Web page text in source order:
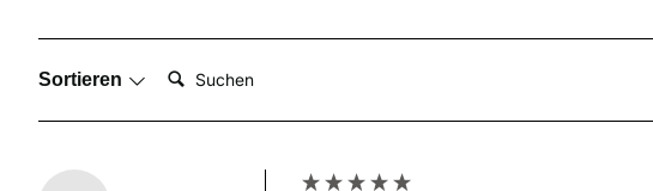
Sortieren Suchen: